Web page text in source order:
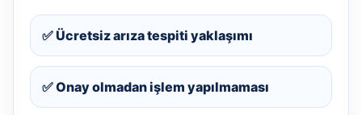
✅ Ücretsiz arıza tespiti yaklaşımı
✅ Onay olmadan işlem yapılmaması